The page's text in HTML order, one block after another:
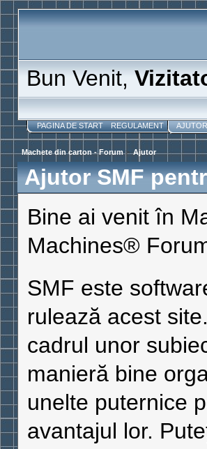
Bun Venit,
PAGINA DE START REGULAMENT AJUTOR
Machete din carton - Forum> Ajutor
Ajutor SMF
Bine ai venit în
Machines®
SMF este
rulează acest
cadrul unor
manieră bine
unelte puternice
avantajul lor.